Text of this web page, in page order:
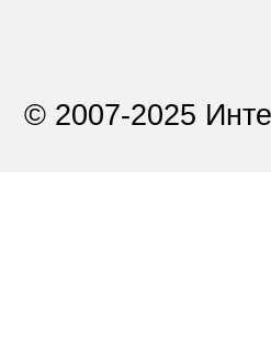
© 2007-2025